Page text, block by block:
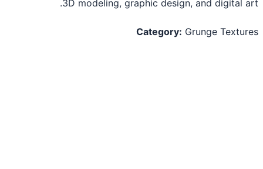
3D modeling, graphic design, and digital
Category:Grunge